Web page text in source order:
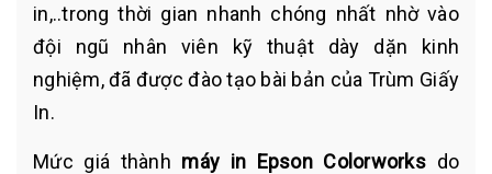
in,..trong thời gian nhanh chóng nhất nhờ vào
đội ngũ nhân viên kỹ thuật dày dặn kinh
nghiệm, đã được đào tạo bài bản của Trùm Giấy
In.
Mức giá thành máy in Epson Colorworks do